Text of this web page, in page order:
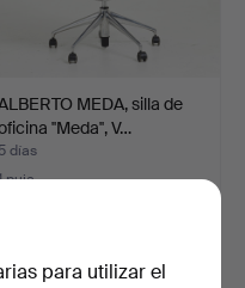
MEDA, silla de
''Meda'', V…
5 días
puja
para utilizar el